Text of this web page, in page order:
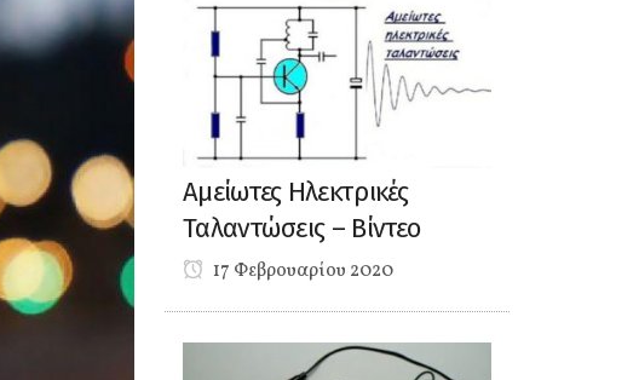
Αμείωτες Ηλεκτρικές
Ταλαντώσεις – Βίντεο
17 Φεβρουαρίου 2020